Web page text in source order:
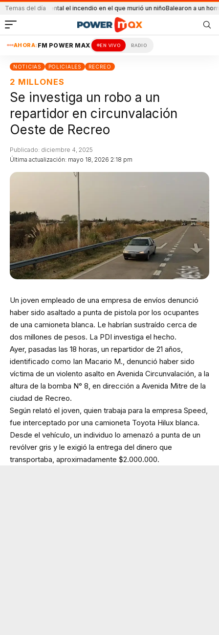
Temas del día
accidental el incendio en el que murió un niñoBalearon a un hombre en
AHORA: FM POWER MAX EN VIVO RADIO
NOTICIAS POLICIALES RECREO
2 MILLONES
Se investiga un robo a un
repartidor en circunvalación
Oeste de Recreo
Última actualización: mayo 18, 2026 2:18 pm
Publicado: diciembre 4, 2025
Un joven empleado de una empresa de envíos denunció
haber sido asaltado a punta de pistola por los ocupantes
de una camioneta blanca. Le habrían sustraído cerca de
dos millones de pesos. La PDI investiga el hecho.
Ayer, pasadas las 18 horas, un repartidor de 21 años,
identificado como Ian Macario M., denunció haber sido
víctima de un violento asalto en Avenida Circunvalación, a la
altura de la bomba N° 8, en dirección a Avenida Mitre de la
ciudad de Recreo.
Según relató el joven, quien trabaja para la empresa Speed,
fue interceptado por una camioneta Toyota Hilux blanca.
Desde el vehículo, un individuo lo amenazó a punta de un
revólver gris y le exigió la entrega del dinero que
transportaba, aproximadamente $2.000.000.